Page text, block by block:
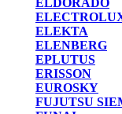
ELDORADO
ELEKTA
ELENBERG
EPLUTUS
ERISSON
EUROSKY
FUJUTSU